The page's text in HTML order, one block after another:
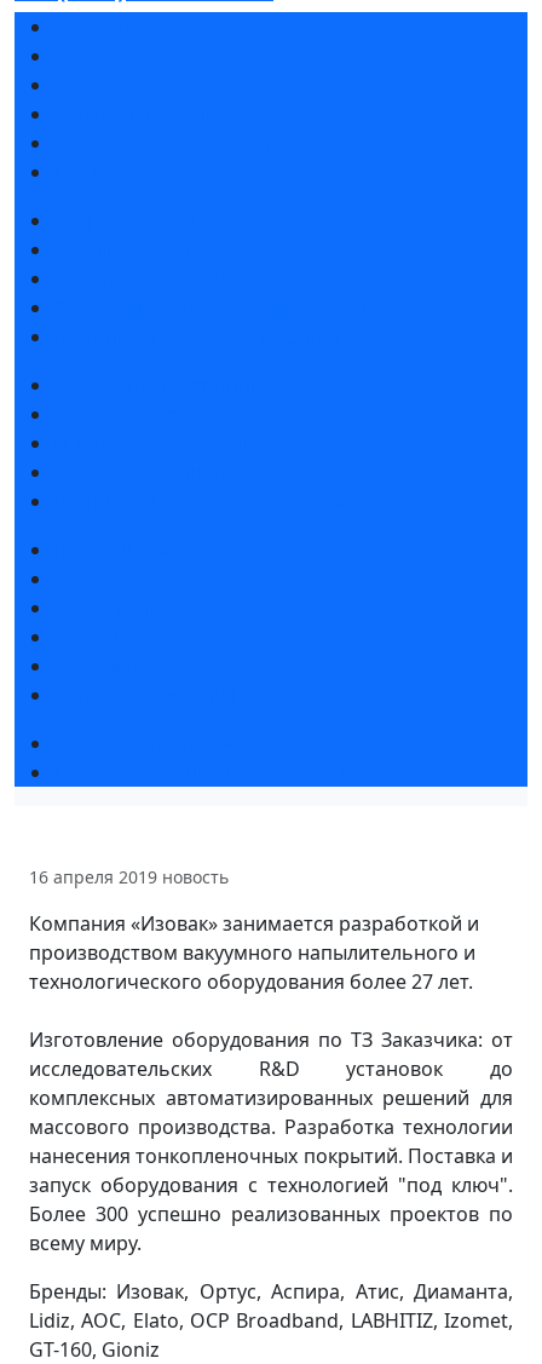
16 апреля 2019 новость
Компания «Изовак» занимается разработкой и
производством вакуумного напылительного и
технологического оборудования более 27 лет.
Изготовление оборудования по ТЗ Заказчика: от
исследовательских R&D установок до
комплексных автоматизированных решений для
массового производства. Разработка технологии
нанесения тонкопленочных покрытий. Поставка и
запуск оборудования с технологией "под ключ".
Более 300 успешно реализованных проектов по
всему миру.
Бренды: Изовак, Ортус, Аспира, Атис, Диаманта,
Lidiz, AOC, Elato, OCP Broadband, LABHITIZ, Izomet,
GT-160, Gioniz